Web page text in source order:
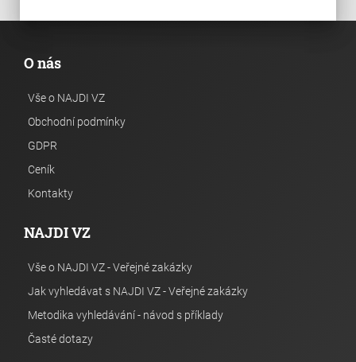
O nás
Vše o NAJDI VZ
Obchodní podmínky
GDPR
Ceník
Kontakty
NAJDI VZ
Vše o NAJDI VZ - Veřejné zakázky
Jak vyhledávat s NAJDI VZ - Veřejné zakázky
Metodika vyhledávání - návod s příklady
Časté dotazy